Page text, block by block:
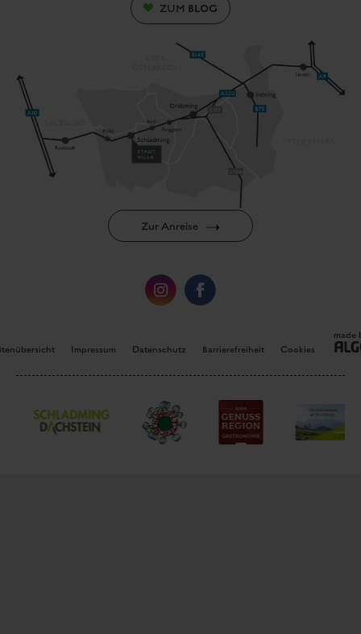
ZUM BLOG
Zur Anreise
Impressum Datenschutz Barrierefreiheit Cookies
made